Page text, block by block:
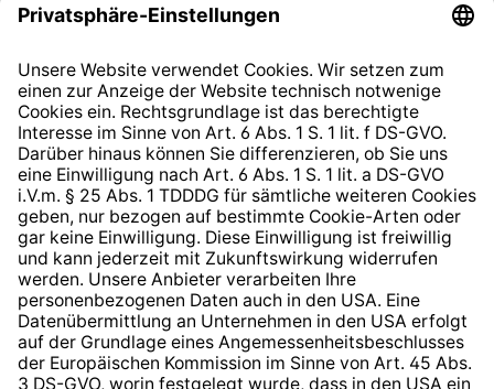
Datenschutzhinweis
Widerrufsrecht
Hinweisgeberschutzsystem
Barrierefreiheit